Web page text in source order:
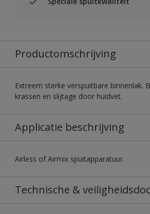
Productomschrijving
Extreem sterke verspuitbare binnenlak.
krassen en slijtage door huidvet.
Applicatie beschrijving
Airless of Airmix spuitapparatuur.
Technische &